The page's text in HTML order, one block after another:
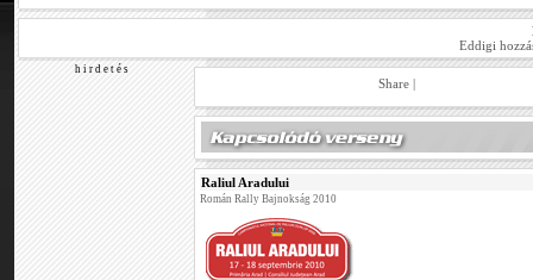
Eddigi
h i r d e t é s
Share |
Raliul Aradului
Román Rally Bajnokság 2010